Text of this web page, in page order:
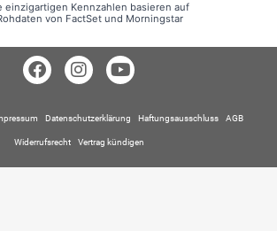
einzigartigen Kennzahlen basieren auf
von FactSet und Morningstar
Datenschutzerklärung Haftungsausschluss AGB
Widerrufsrecht Vertrag kündigen